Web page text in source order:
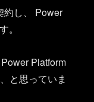
約し、 Power
。
Platform
と思っていま